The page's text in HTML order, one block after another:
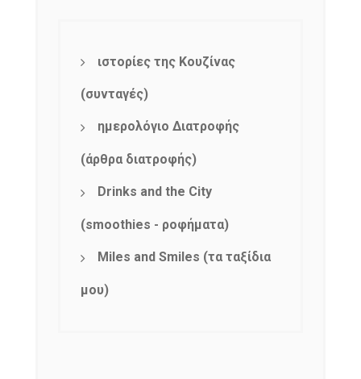
ιστορίες της Κουζίνας
(συνταγές)
ημερολόγιο Διατροφής
(άρθρα διατροφής)
Drinks and the City
(smoothies - ροφήματα)
Miles and Smiles (τα ταξίδια
μου)